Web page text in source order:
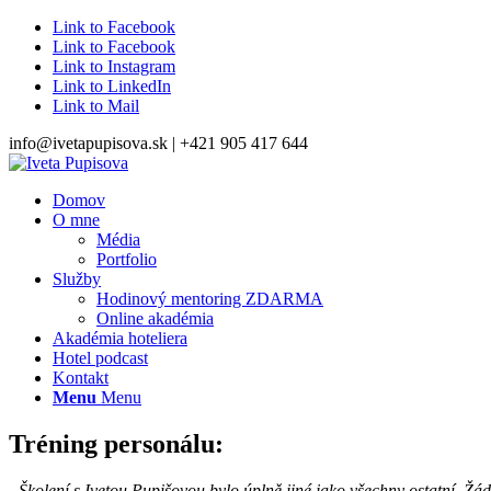
Link to Facebook
Link to Facebook
Link to Instagram
Link to LinkedIn
Link to Mail
info@ivetapupisova.sk | +421 905 417 644
Domov
O mne
Média
Portfolio
Služby
Hodinový mentoring ZDARMA
Online akadémia
Akadémia hoteliera
Hotel podcast
Kontakt
Menu Menu
Tréning personálu: